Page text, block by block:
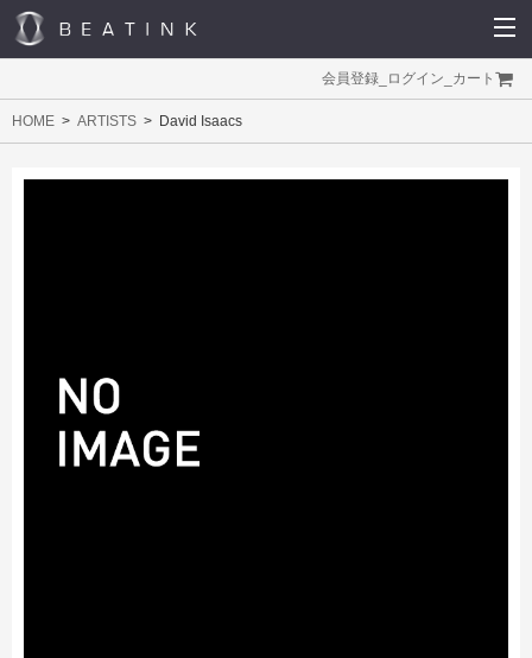
会員登録 ログイン カート
HOME ARTISTS David Isaacs